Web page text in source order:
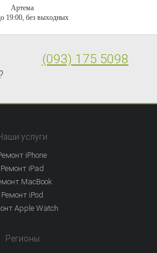
Артема
19:00, без выходных
(093) 175 5098
услуги
iPhone
Ремонт iPad
MacBook
Ремонт iPod
Apple Watch
Регионы